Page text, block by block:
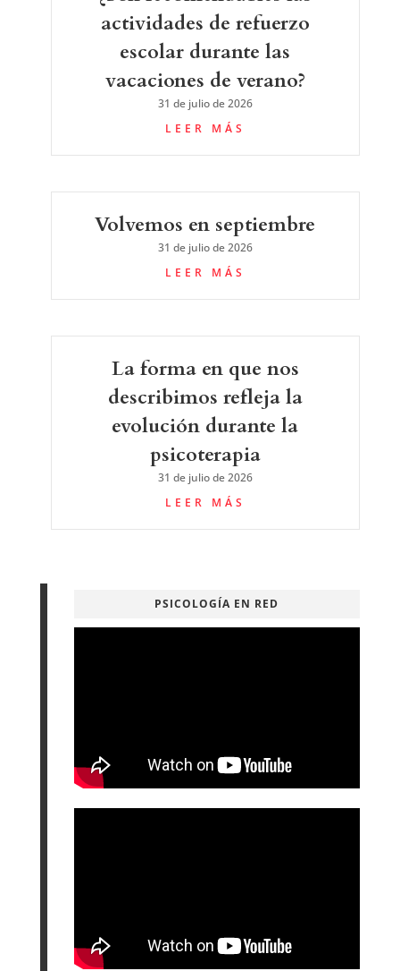
actividades de refuerzo
escolar durante las
vacaciones de verano?
31 de julio de 2026
LEER MÁS
Volvemos en septiembre
31 de julio de 2026
LEER MÁS
La forma en que nos
describimos refleja la
evolución durante la
psicoterapia
31 de julio de 2026
LEER MÁS
PSICOLOGÍA EN RED